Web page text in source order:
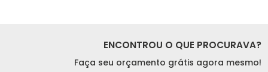
ENCONTROU O QUE PROCURAVA?
Faça seu orçamento grátis agora mesmo!